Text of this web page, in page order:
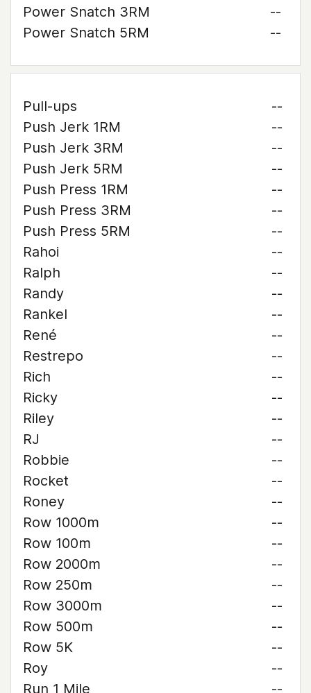
Power Snatch 3RM
--
Power Snatch 5RM
--
Pull-ups
--
Push Jerk 1RM
--
Push Jerk 3RM
--
Push Jerk 5RM
--
Push Press 1RM
--
Push Press 3RM
--
Push Press 5RM
--
Rahoi
--
Ralph
--
Randy
--
Rankel
--
René
--
Restrepo
--
Rich
--
Ricky
--
Riley
--
RJ
--
Robbie
--
Rocket
--
Roney
--
Row 1000m
--
Row 100m
--
Row 2000m
--
Row 250m
--
Row 3000m
--
Row 500m
--
Row 5K
--
Roy
--
Run 1 Mile
--